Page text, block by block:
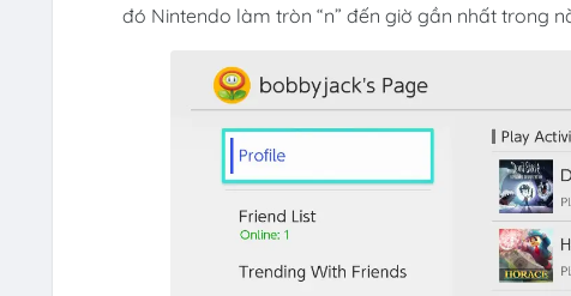
đó Nintendo làm tròn “n” đến giờ gần nhất trong